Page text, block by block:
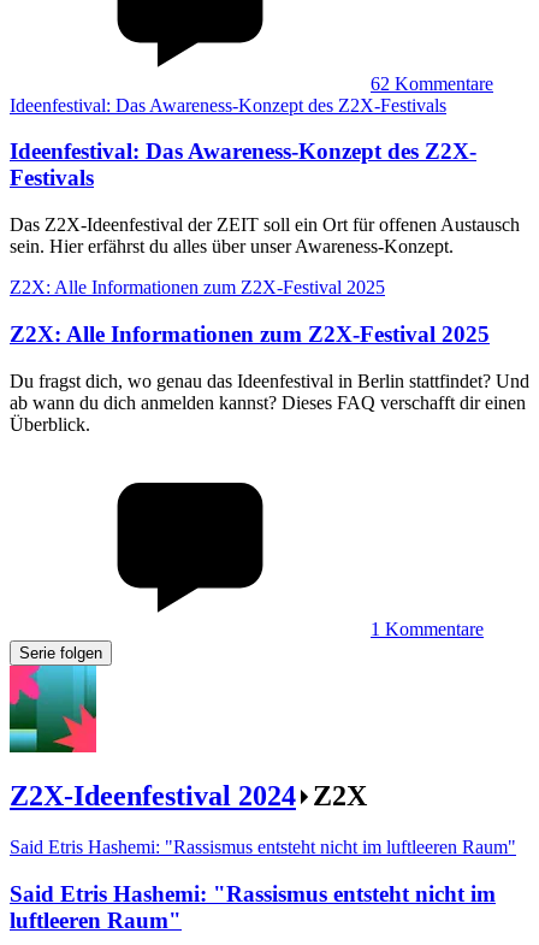
62 Kommentare
Ideenfestival: Das Awareness-Konzept des Z2X-Festivals
Ideenfestival: Das Awareness-Konzept des Z2X-
Festivals
Das Z2X-Ideenfestival der ZEIT soll ein Ort für offenen Austausch
sein. Hier erfährst du alles über unser Awareness-Konzept.
Z2X: Alle Informationen zum Z2X-Festival 2025
Z2X: Alle Informationen zum Z2X-Festival 2025
Du fragst dich, wo genau das Ideenfestival in Berlin stattfindet? Und
ab wann du dich anmelden kannst? Dieses FAQ verschafft dir einen
Überblick.
1 Kommentare
Serie folgen
Z2X-Ideenfestival 2024 Z2X
Said Etris Hashemi: "Rassismus entsteht nicht im luftleeren Raum"
Said Etris Hashemi: "Rassismus entsteht nicht im
luftleeren Raum"